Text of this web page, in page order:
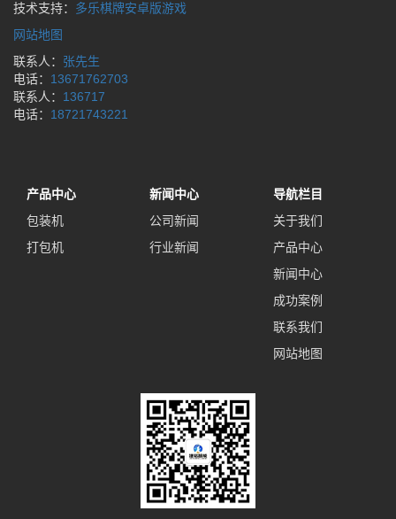
技术支持： 多乐棋牌安卓版游戏
网站地图
联系人： 张先生
电话： 13671762703
联系人： 136717
电话： 18721743221
产品中心
包装机
打包机
新闻中心
公司新闻
行业新闻
导航栏目
关于我们
产品中心
新闻中心
成功案例
联系我们
网站地图